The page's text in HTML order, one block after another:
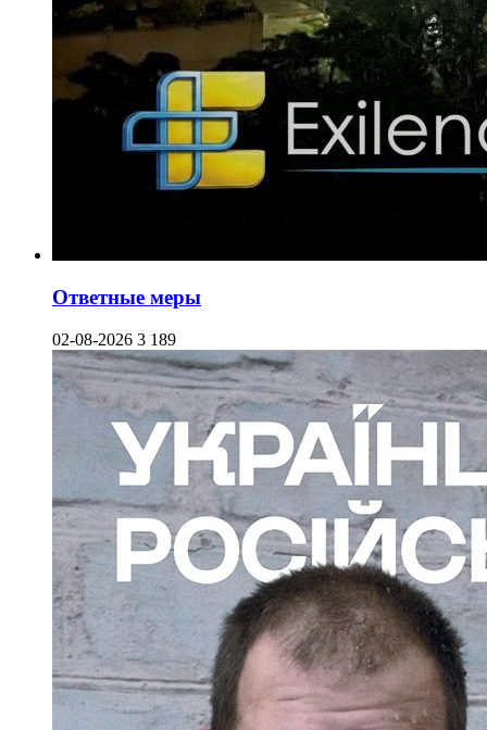
Ответные меры
02-08-2026 3 189